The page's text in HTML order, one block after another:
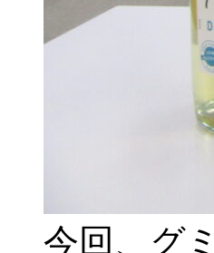
今回、グ